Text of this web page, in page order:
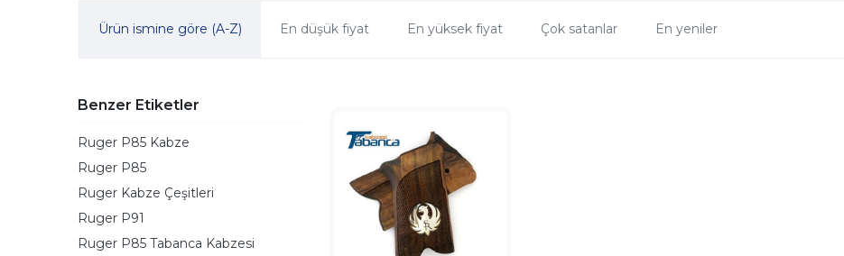
Ürün ismine göre (A-Z) En düşük fiyat En yüksek fiyat Çok satanlar En yeniler
Benzer Etiketler
Ruger P85 Kabze
Ruger P85
Ruger Kabze Çeşitleri
Ruger P91
Ruger P85 Tabanca Kabzesi